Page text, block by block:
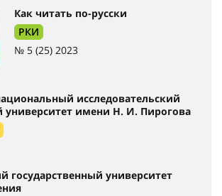
Как читать по-русски
РКИ
№ 5 (25) 2023
исследовательский
университет имени Н. И. Пирогова
государственный университет